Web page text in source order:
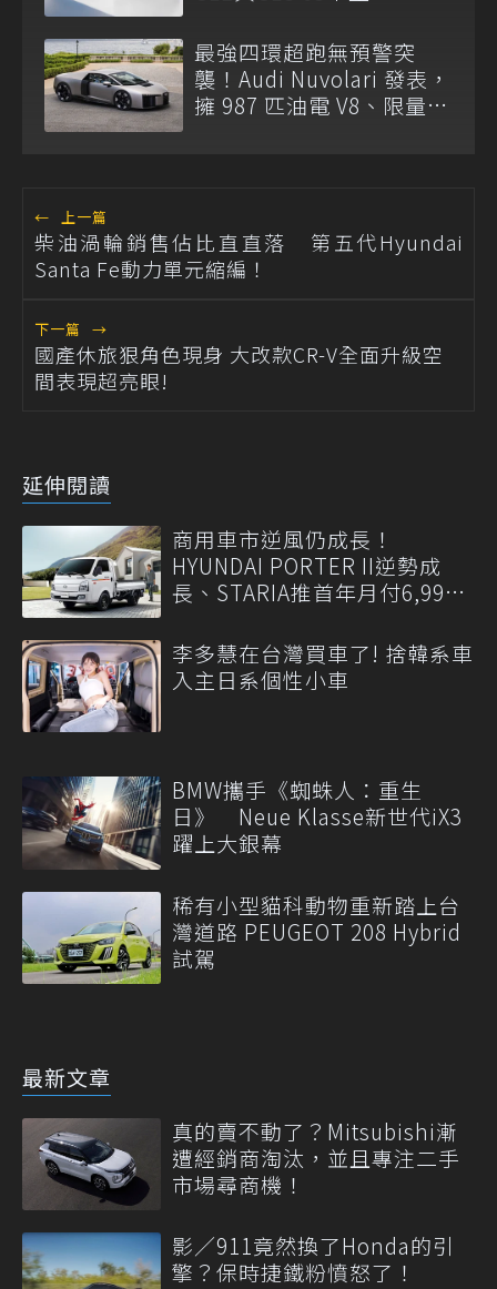
最強四環超跑無預警突
襲！Audi Nuvolari 發表，
擁 987 匹油電 V8、限量
← 上一篇
柴油渦輪銷售佔比直直落 第五代Hyundai
Santa Fe動力單元縮編！
下一篇 →
國產休旅狠角色現身 大改款CR-V全面升級空
間表現超亮眼!
延伸閱讀
商用車市逆風仍成長！
HYUNDAI PORTER II逆勢成
長、STARIA推首年月付6,999
李多慧在台灣買車了! 捨韓系車
入主日系個性小車
BMW攜手《蜘蛛人：重生
日》 Neue Klasse新世代iX3
躍上大銀幕
稀有小型貓科動物重新踏上台
灣道路 PEUGEOT 208 Hybrid
試駕
最新文章
真的賣不動了？Mitsubishi漸
遭經銷商淘汰，並且專注二手
市場尋商機！
影／911竟然換了Honda的引
擎？保時捷鐵粉憤怒了！